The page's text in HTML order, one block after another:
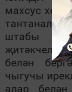
махсус
тантаналы
штабы
белән
чыгучы
алар